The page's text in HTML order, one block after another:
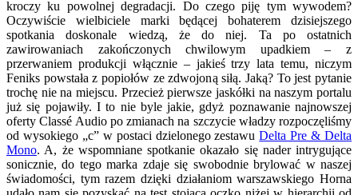
kroczy ku powolnej degradacji. Do czego piję tym wywodem?
Oczywiście wielbiciele marki będącej bohaterem dzisiejszego
spotkania doskonale wiedzą, że do niej. Ta po ostatnich
zawirowaniach zakończonych chwilowym upadkiem – z
przerwaniem produkcji włącznie – jakieś trzy lata temu, niczym
Feniks powstała z popiołów ze zdwojoną siłą. Jaką? To jest pytanie
trochę nie na miejscu. Przecież pierwsze jaskółki na naszym portalu
już się pojawiły. I to nie byle jakie, gdyż poznawanie najnowszej
oferty Classé Audio po zmianach na szczycie władzy rozpoczęliśmy
od wysokiego „c” w postaci dzielonego zestawuDelta Pre & Delta
Mono. A, że wspomniane spotkanie okazało się nader intrygujące
sonicznie, do tego marka zdaje się swobodnie brylować w naszej
świadomości, tym razem dzięki działaniom warszawskiego Horna